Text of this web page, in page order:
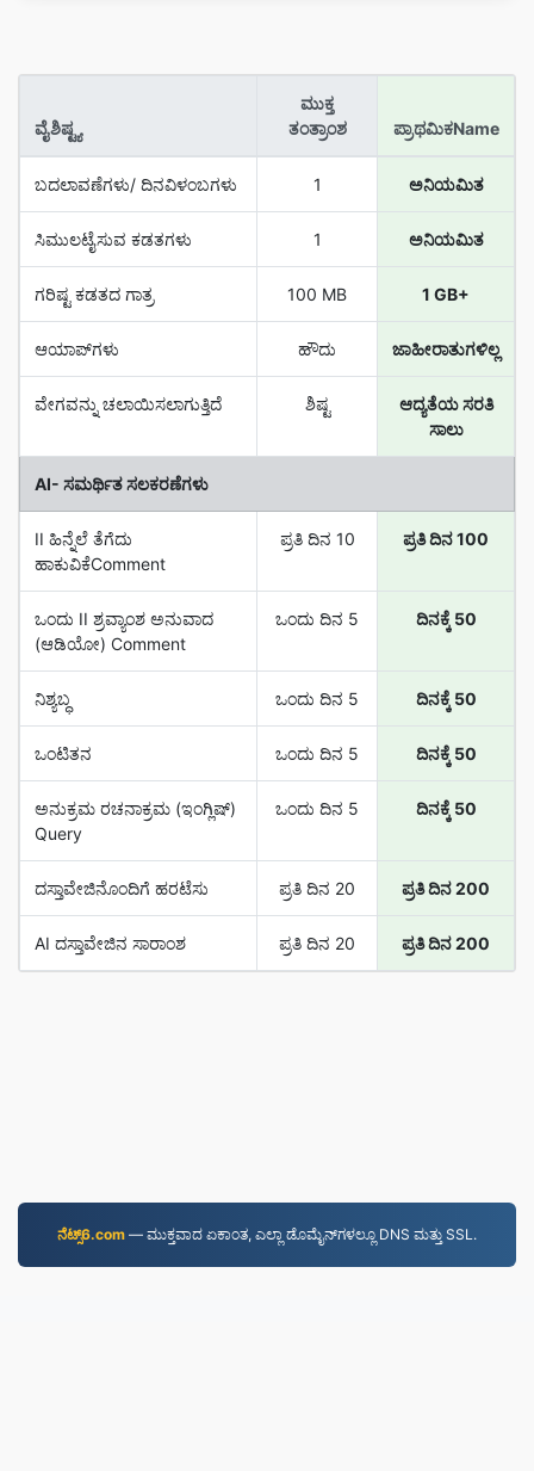
ವೈಶಿಷ್ಟ್ಯ
ಮುಕ್ತ
ತಂತ್ರಾಂಶ
ಪ್ರಾಥಮಿಕName
ಬದಲಾವಣೆಗಳು/ ದಿನವಿಳಂಬಗಳು 1 ಅನಿಯಮಿತ
ಸಿಮುಲಟೈಸುವ ಕಡತಗಳು 1 ಅನಿಯಮಿತ
ಗರಿಷ್ಟ ಕಡತದ ಗಾತ್ರ 100 MB 1 GB+
ಆಯಾಪ್‌ಗಳು ಹೌದು ಜಾಹೀರಾತುಗಳಿಲ್ಲ
ವೇಗವನ್ನು ಚಲಾಯಿಸಲಾಗುತ್ತಿದೆ ಶಿಷ್ಟ
ಆದ್ಯತೆಯ ಸರತಿ
ಸಾಲು
AI- ಸಮರ್ಥಿತ ಸಲಕರಣೆಗಳು
II ಹಿನ್ನೆಲೆ ತೆಗೆದು
ಹಾಕುವಿಕೆComment
ಪ್ರತಿ ದಿನ 10 ಪ್ರತಿ ದಿನ 100
ಒಂದು II ಶ್ರವ್ಯಾಂಶ ಅನುವಾದ
(ಆಡಿಯೋ) Comment
ಒಂದು ದಿನ 5 ದಿನಕ್ಕೆ 50
ನಿಶ್ಯಬ್ಧ ಒಂದು ದಿನ 5 ದಿನಕ್ಕೆ 50
ಒಂಟಿತನ ಒಂದು ದಿನ 5 ದಿನಕ್ಕೆ 50
ಅನುಕ್ರಮ ರಚನಾಕ್ರಮ (ಇಂಗ್ಲಿಷ್‌)
Query
ಒಂದು ದಿನ 5 ದಿನಕ್ಕೆ 50
ದಸ್ತಾವೇಜಿನೊಂದಿಗೆ ಹರಟೆಸು ಪ್ರತಿ ದಿನ 20 ಪ್ರತಿ ದಿನ 200
AI ದಸ್ತಾವೇಜಿನ ಸಾರಾಂಶ ಪ್ರತಿ ದಿನ 20 ಪ್ರತಿ ದಿನ 200
ನೆಟ್ಸ್6.com —⁠ ಮುಕ್ತವಾದ ಏಕಾಂತ, ಎಲ್ಲಾ ಡೊಮೈನ್‌ಗಳಲ್ಲೂ DNS ಮತ್ತು SSL.